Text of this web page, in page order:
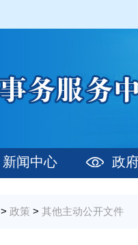
新闻中心 政
> 政策 > 其他主动公开文件